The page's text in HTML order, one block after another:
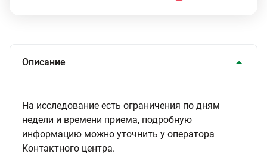
Описание
На исследование есть ограничения по дням
недели и времени приема, подробную
информацию можно уточнить у оператора
Контактного центра.